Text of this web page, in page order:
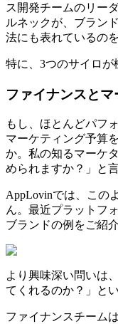
ス開発チームのリー
ルネックが、ブラン
法にも表れているの
特に、3つのサイロが
ファイナンスと
もし、ほとんどパフ
マーケティング予算
か。私の知るマーケ
められますか？」と
AppLovinでは、この
ん。最近プラットフ
ブランドの例をご紹
より興味深い問いは
てくれるのか？」と
ファイナンスチーム